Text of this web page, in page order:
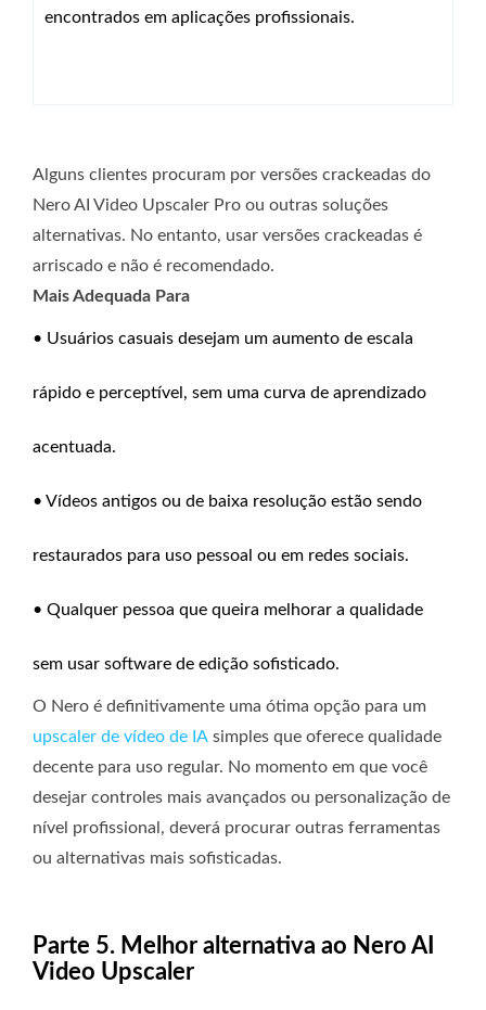
encontrados em aplicações profissionais.
Alguns clientes procuram por versões crackeadas do
Nero AI Video Upscaler Pro ou outras soluções
alternativas. No entanto, usar versões crackeadas é
arriscado e não é recomendado.
Mais Adequada Para
• Usuários casuais desejam um aumento de escala
rápido e perceptível, sem uma curva de aprendizado
acentuada.
• Vídeos antigos ou de baixa resolução estão sendo
restaurados para uso pessoal ou em redes sociais.
• Qualquer pessoa que queira melhorar a qualidade
sem usar software de edição sofisticado.
O Nero é definitivamente uma ótima opção para um
upscaler de vídeo de IA simples que oferece qualidade
decente para uso regular. No momento em que você
desejar controles mais avançados ou personalização de
nível profissional, deverá procurar outras ferramentas
ou alternativas mais sofisticadas.
Parte 5. Melhor alternativa ao Nero AI
Video Upscaler